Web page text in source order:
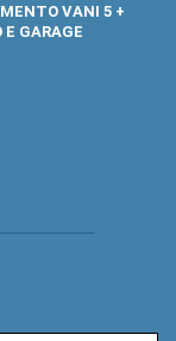
VANI 5 +
E GARAGE